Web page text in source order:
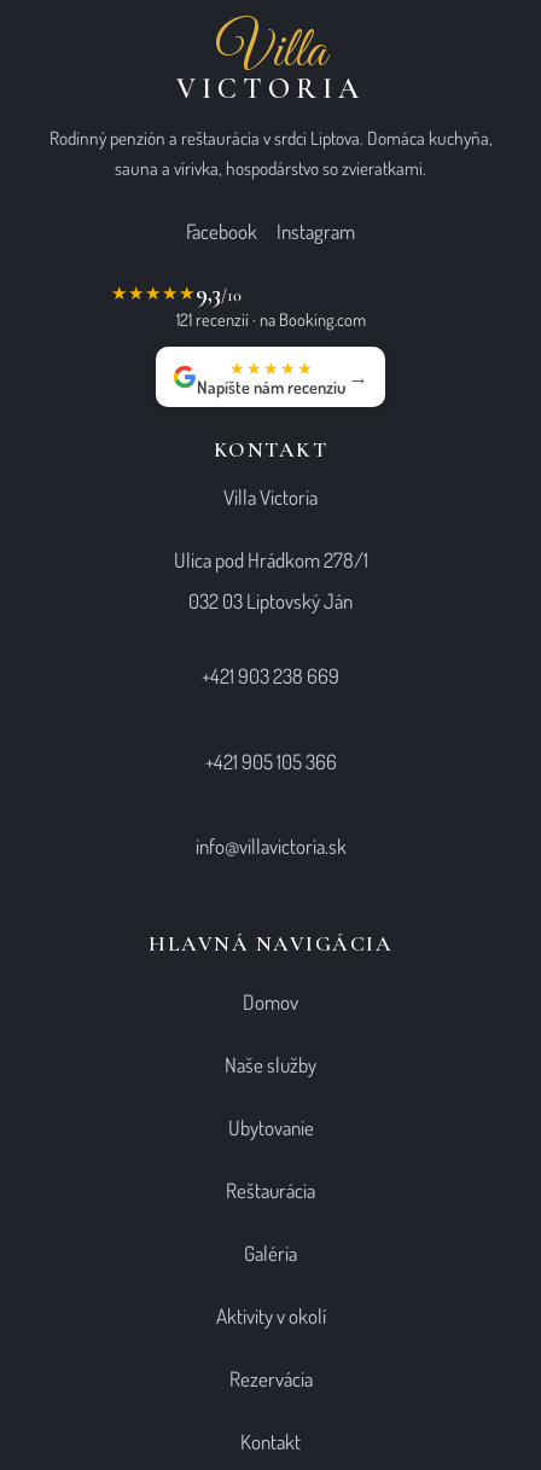
Villa
VICTORIA
Rodinný penzión a reštaurácia v srdci Liptova. Domáca kuchyňa,
sauna a vírivka, hospodárstvo so zvieratkami.
Facebook Instagram
★★★★★9,3/10
121 recenzií · na Booking.com
★★★★★
Napíšte nám recenziu →
KONTAKT
Villa Victoria
Ulica pod Hrádkom 278/1
032 03 Liptovský Ján
+421 903 238 669
+421 905 105 366
info@villavictoria.sk
HLAVNÁ NAVIGÁCIA
Domov
Naše služby
Ubytovanie
Reštaurácia
Galéria
Aktivity v okolí
Rezervácia
Kontakt